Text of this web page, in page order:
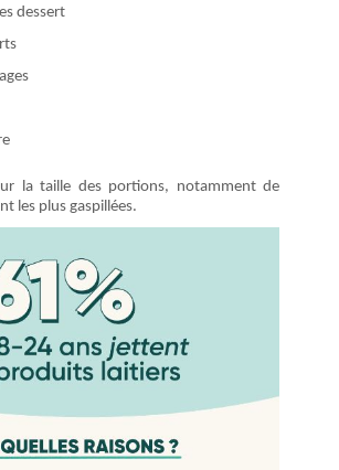
dessert
la taille des portions, notamment de
les plus gaspillées.